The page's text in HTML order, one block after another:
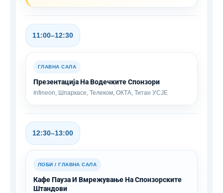
11:00–12:30
ГЛАВНА САЛА
Презентација На Водечките Спонзори
Infineon, Шпаркасе, Телеком, ОКТА, Титан УСЈЕ
12:30–13:00
ЛОБИ / ГЛАВНА САЛА
Кафе Пауза И Вмрежување На Спонзорските
Штандови